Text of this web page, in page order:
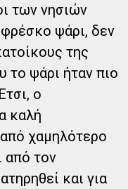
των νησιών
ψάρι, δεν
της
το ψάρι ήταν πιο
ο
καλή
χαμηλότερο
από τον
και για